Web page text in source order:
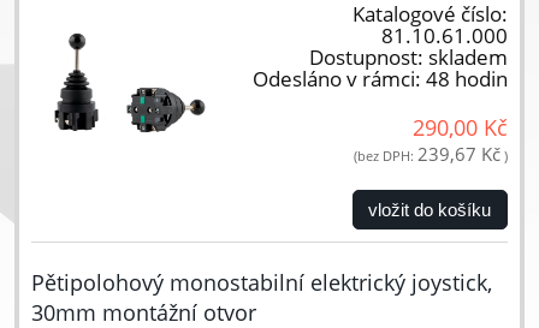
Katalogové číslo:
81.10.61.000
Dostupnost: skladem
Odesláno v rámci: 48 hodin
290,00 Kč
(bez DPH: 239,67 Kč )
vložit do košíku
Pětipolohový monostabilní elektrický joystick,
30mm montážní otvor